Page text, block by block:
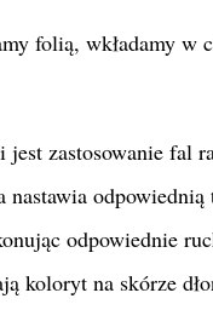
folią, wkładamy w
zastosowanie fal
nastawia
odpowiednie
koloryt na skórze